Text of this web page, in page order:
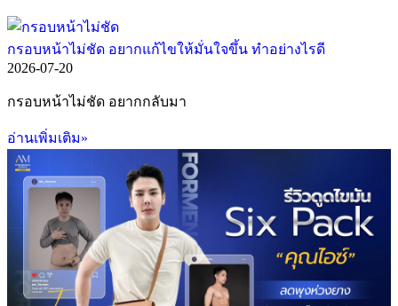
กรอบหน้าไม่ชัด อยากแก้ไขให้มั่นใจขึ้น ทำอย่างไรดี
2026-07-20
กรอบหน้าไม่ชัด อยากกลับมา
อ่านเพิ่มเติม»